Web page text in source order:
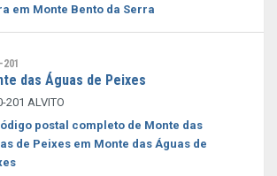
em Monte Bento da Serra
das Águas de Peixes
201 ALVITO
postal completo de Monte das
de Peixes em Monte das Águas de